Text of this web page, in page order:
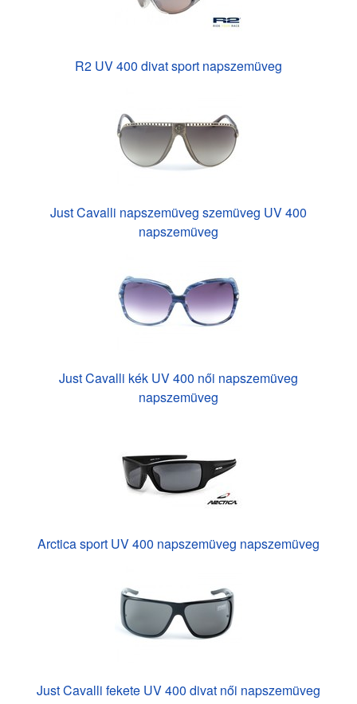
R2 UV 400 divat sport napszemüveg
Just Cavalli napszemüveg szemüveg UV 400
napszemüveg
Just Cavalli kék UV 400 női napszemüveg
napszemüveg
Arctica sport UV 400 napszemüveg napszemüveg
Just Cavalli fekete UV 400 divat női napszemüveg